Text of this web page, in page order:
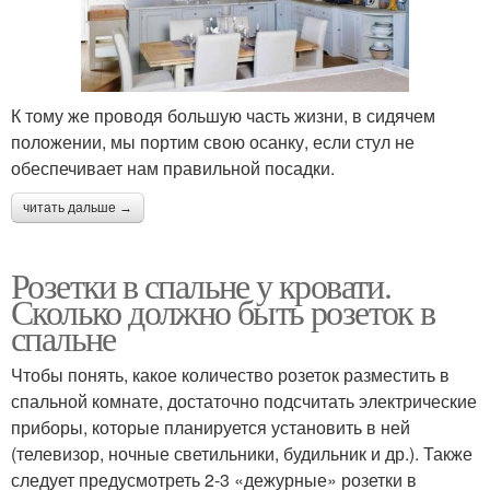
К тому же проводя большую часть жизни, в сидячем
положении, мы портим свою осанку, если стул не
обеспечивает нам правильной посадки.
читать дальше →
Розетки в спальне у кровати.
Сколько должно быть розеток в
спальне
Чтобы понять, какое количество розеток разместить в
спальной комнате, достаточно подсчитать электрические
приборы, которые планируется установить в ней
(телевизор, ночные светильники, будильник и др.). Также
следует предусмотреть 2-3 «дежурные» розетки в